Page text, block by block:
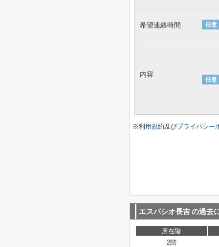
任意
希望連絡時間
任意
内容
※利用規約及びプライバシー
エスパシオ長吉の過去
所在階
2階